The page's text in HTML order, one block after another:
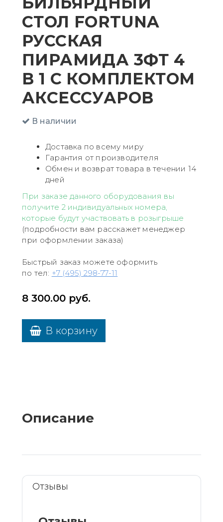
СТОЛ FORTUNA
РУССКАЯ
ПИРАМИДА 3ФТ 4
В 1 С КОМПЛЕКТОМ
АКСЕССУАРОВ
В наличии
Доставка по всему миру
Гарантия от производителя
Обмен и возврат товара в течении 14
дней
При заказе данного оборудования вы
получите 2 индивидуальных номера,
которые будут участвовать в розыгрыше
(подробности вам расскажет менеджер
при оформлении заказа)
Быстрый заказ можете оформить
по тел: +7 (495) 298-77-11
8 300.00 руб.
В корзину
Описание
Отзывы